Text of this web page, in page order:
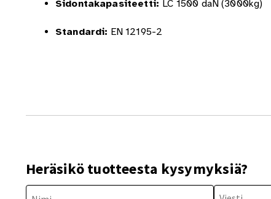
Sidontakapasiteetti: LC 1500 daN (3000kg)
Standardi: EN 12195-2
Heräsikö tuotteesta kysymyksiä?